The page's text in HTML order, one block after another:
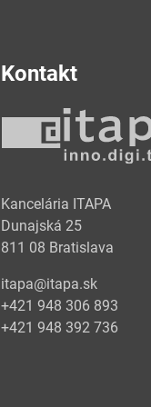
Kontakt
Kancelária ITAPA
Dunajská 25
811 08 Bratislava
itapa@itapa.sk
+421 948 306 893
+421 948 392 736